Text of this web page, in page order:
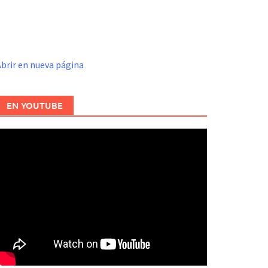
en nueva página
EN YOUTUBE